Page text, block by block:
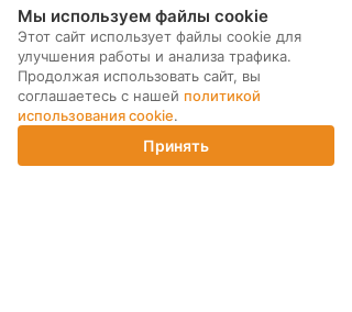
поступают в продажу. Цена по
сравнению с новыми смартфонами
снижена до 40%.
Корзина
Мы используем файлы cookie
Этот сайт использует файлы cookie для
улучшения работы и анализа трафика.
Продолжая использовать сайт, вы
соглашаетесь с нашей политикой
использования cookie.
Принять